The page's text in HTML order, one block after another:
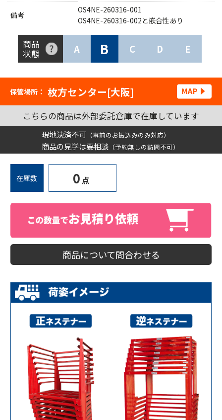
備考
OS4NE-260316-001
OS4NE-260316-002と嵌合性あり
商品
状態
A B C D E
保管場所： 枚方センター[大阪]
こちらの商品は外部委託倉庫で在庫しています
現地決済不可 （事前のお振込みのみ対応）
商品の見学は要相談 （予約無しの訪問不可）
在庫数 0 点
商品について問合わせる